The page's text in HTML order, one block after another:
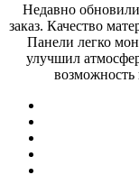
Недавно
заказ. Качество
Панели легко
улучшил